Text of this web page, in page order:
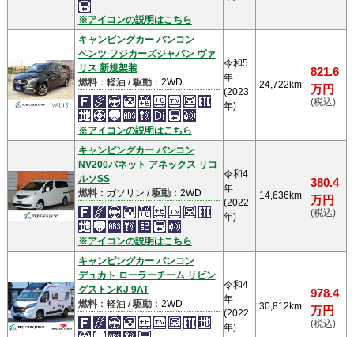
※アイコンの説明はこちら
キャンピングカー バンコン
ベンツ フジカーズジャパン ヴァ
リス 新規架装
燃料：軽油 /駆動：2WD
※アイコンの説明はこちら
令和5
年
(2023
年)
24,722km
821.6
万円
(税込)
キャンピングカー バンコン
NV200バネット アネックス リコ
ルソSS
燃料：ガソリン /駆動：2WD
※アイコンの説明はこちら
令和4
年
(2022
年)
14,636km
380.4
万円
(税込)
キャンピングカー バンコン
デュカト ローラーチーム リビン
グストンKJ 9AT
燃料：軽油 /駆動：2WD
令和4
年
(2022
年)
30,812km
978.4
万円
(税込)